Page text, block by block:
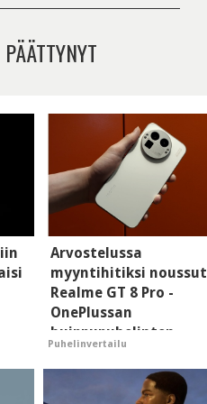
Arvostelussa
myyntihitiksi noussut
Realme GT 8 Pro -
OnePlussan
huippupuhelinten
"perillinen"
Puhelinvertailu